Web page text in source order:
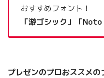
おすすめフォント！
「游ゴシック」「
プレゼンのプロおススメ